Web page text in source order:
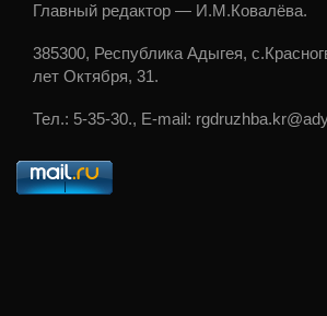
Главный редактор — И.М.Ковалёва.
385300, Республика Адыгея,
лет Октября, 31.
Тел.: 5-35-30., E-mail: